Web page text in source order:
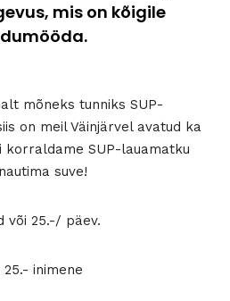
mis on kõigile
mõneks tunniks SUP-
on meil Väinjärvel avatud ka
korraldame SUP-lauamatku
suve!
või 25.-/ päev.
inimene